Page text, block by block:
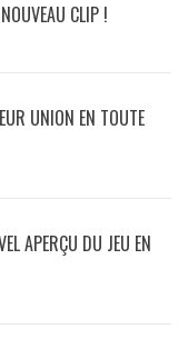
CLIP !
UNION EN TOUTE
APERÇU DU JEU EN